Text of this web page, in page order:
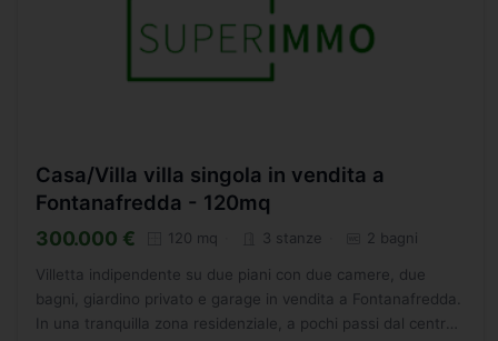
Casa/Villa villa singola in vendita a
Fontanafredda - 120mq
300.000 € 120 mq 3 stanze 2 bagni
Villetta indipendente su due piani con due camere, due
bagni, giardino privato e garage in vendita a Fontanafredda.
In una tranquilla zona residenziale, a pochi passi dal centro